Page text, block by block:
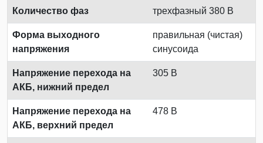
Количество фаз трехфазный 380 В
Форма выходного
напряжения
правильная (чистая)
синусоида
Напряжение перехода на
АКБ, нижний предел
305 В
Напряжение перехода на
АКБ, верхний предел
478 В